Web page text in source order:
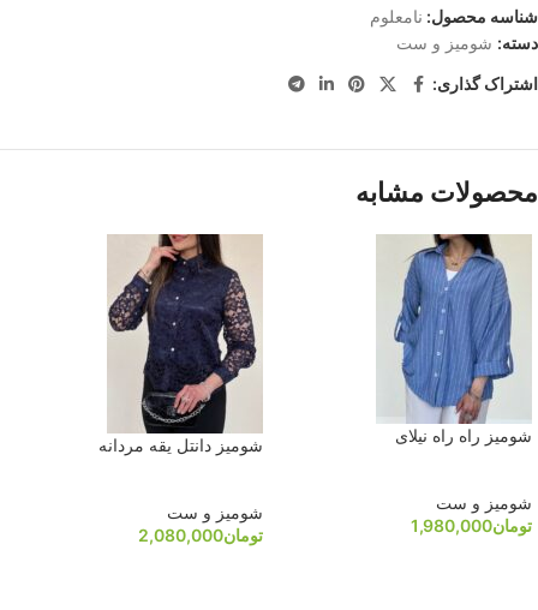
شناسه محصول: نامعلوم
دسته: شومیز و ست
اشتراک گذاری:
محصولات مشابه
شومیز راه راه نیلای
شومیز و ست
تومان1,980,000
شومیز دانتل یقه مردانه
شومیز و ست
تومان2,080,000